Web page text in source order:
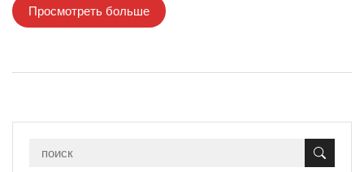
Просмотреть больше